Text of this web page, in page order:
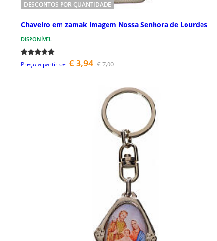
DESCONTOS POR QUANTIDADE
Chaveiro em zamak imagem Nossa Senhora de Lourdes
DISPONÍVEL
Preço a partir de € 3,94 € 7,00